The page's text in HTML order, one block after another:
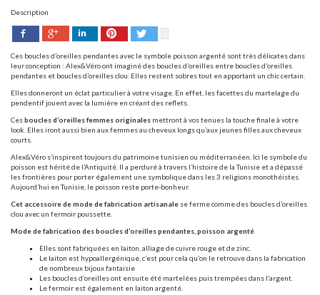
Description
Facebook Google+ LinkedIn Pinterest
Ces boucles d’oreilles pendantes avec le symbole poisson argenté sont très délicates dans
leur conception : Alex&Véro ont imaginé des boucles d’oreilles entre boucles d’oreilles
pendantes et boucles d’oreilles clou. Elles restent sobres tout en apportant un chic certain.
Elles donneront un éclat particulier à votre visage. En effet, les facettes du martelage du
pendentif jouent avec la lumière en créant des reflets.
Cesboucles d’oreilles femmes originales mettront à vos tenues la touche finale à votre
look. Elles iront aussi bien aux femmes au cheveux longs qu’aux jeunes filles aux cheveux
courts.
Alex&Véro s’inspirent toujours du patrimoine tunisien ou méditerranéen. Ici le symbole du
poisson est hérité de l’Antiquité. Il a perduré à travers l’histoire de la Tunisie et a dépassé
les frontières pour porter également une symbolique dans les 3 religions monothéistes.
Aujourd’hui en Tunisie, le poisson reste porte-bonheur.
Cet accessoire de mode de fabrication artisanale se ferme comme des boucles d’oreilles
clou avec un fermoir poussette.
Mode de fabrication des boucles d’oreilles pendantes, poisson argenté
Elles sont fabriquées en laiton, alliage de cuivre rouge et de zinc.
Le laiton est hypoallergénique, c’est pour cela qu’on le retrouve dans la fabrication
de nombreux bijoux fantaisie
Les boucles d’oreilles ont ensuite été martelées puis trempées dans l’argent.
Le fermoir est également en laiton argenté.